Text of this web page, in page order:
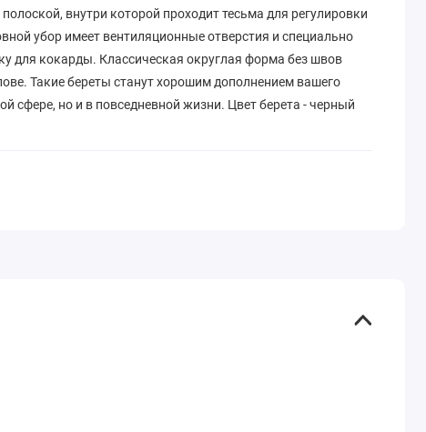
внутри которой проходит тесьма для регулировки
убор имеет вентиляционные отверстия и специально
для кокарды. Классическая округлая форма без швов
Такие береты станут хорошим дополнением вашего
сфере, но и в повседневной жизни. Цвет берета - черный